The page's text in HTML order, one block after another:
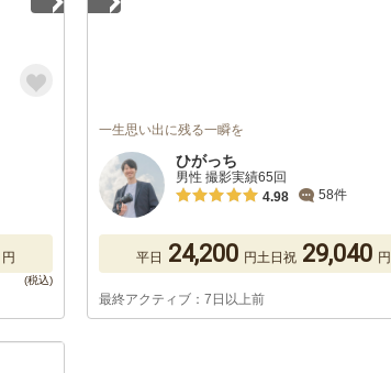
円
一生思い出に残る一瞬を
ひがっち
男性 撮影実績65回
4.98
58件
平日 24,200 円土日祝 29,040 円
最終アクティブ：7日以上前